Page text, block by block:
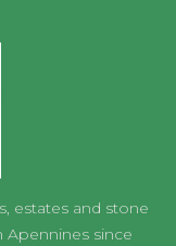
estates and stone
Apennines since